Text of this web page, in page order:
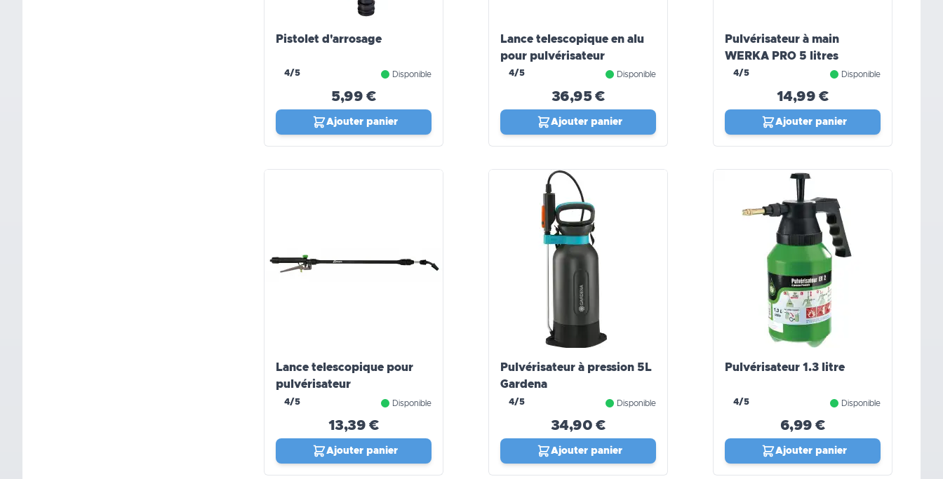
Pistolet d'arrosage
4/5 Disponible
5,99 €
Ajouter panier
Lance telescopique en alu
pour pulvérisateur
4/5 Disponible
36,95 €
Ajouter panier
Pulvérisateur à main
WERKA PRO 5 litres
4/5 Disponible
14,99 €
Ajouter panier
Lance telescopique pour
pulvérisateur
4/5 Disponible
13,39 €
Ajouter panier
Pulvérisateur à pression 5L
Gardena
4/5 Disponible
34,90 €
Ajouter panier
Pulvérisateur 1.3 litre
4/5 Disponible
6,99 €
Ajouter panier